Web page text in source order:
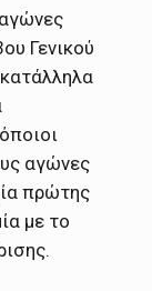
Γενικού
αγώνες
πρώτης
με το